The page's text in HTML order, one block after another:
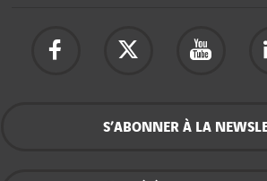
S’ABONNER À LA